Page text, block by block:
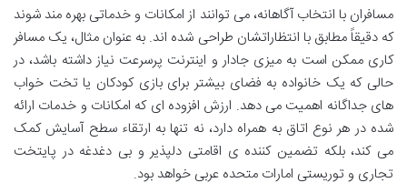
مسافران با انتخاب آگاهانه، می توانند از امکانات و خدماتی بهره مند شوند
که دقیقاً مطابق با انتظاراتشان طراحی شده اند. به عنوان مثال، یک مسافر
کاری ممکن است به میزی جادار و اینترنت پرسرعت نیاز داشته باشد، در
حالی که یک خانواده به فضای بیشتر برای بازی کودکان یا تخت خواب
های جداگانه اهمیت می دهد. ارزش افزوده ای که امکانات و خدمات ارائه
شده در هر نوع اتاق به همراه دارد، نه تنها به ارتقاء سطح آسایش کمک
می کند، بلکه تضمین کننده ی اقامتی دلپذیر و بی دغدغه در پایتخت
تجاری و توریستی امارات متحده عربی خواهد بود.